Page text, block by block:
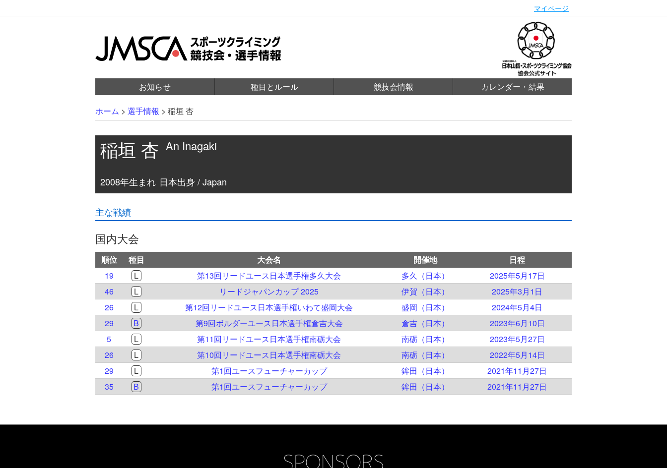
マイページ
お知らせ 種目とルール 競技会情報 カレンダー・結果
ホーム > 選手情報 > 稲垣 杏
稲垣 杏 An Inagaki
2008年生まれ 日本出身 / Japan
主な戦績
国内大会
順位 種目 大会名 開催地
日程
19
L 第13回リードユース日本選手権多久大会 多久（日本）
2025年5月17日
46
L リードジャパンカップ 2025 伊賀（日本）
2025年3月1日
26
L 第12回リードユース日本選手権いわて盛岡大会 盛岡（日本）
2024年5月4日
29
B 第9回ボルダーユース日本選手権倉吉大会 倉吉（日本）
2023年6月10日
5
L 第11回リードユース日本選手権南砺大会 南砺（日本）
2023年5月27日
26
L 第10回リードユース日本選手権南砺大会 南砺（日本）
2022年5月14日
29
L 第1回ユースフューチャーカップ 鉾田（日本）
2021年11月27日
35
B 第1回ユースフューチャーカップ 鉾田（日本） 2021年11月27日